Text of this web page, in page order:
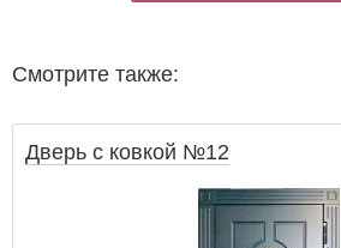
Смотрите также:
Дверь с ковкой №12